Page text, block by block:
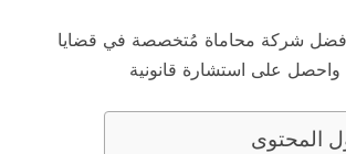
شركة محاماة مُتخصصة في قضايا
واحصل على استشارة قانونية
المحتوى